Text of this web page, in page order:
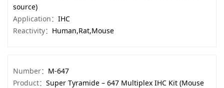
source)
Application： IHC
Reactivity： Human,Rat,Mouse
Number： M-647
Product： Super Tyramide – 647 Multiplex IHC Kit (Mouse